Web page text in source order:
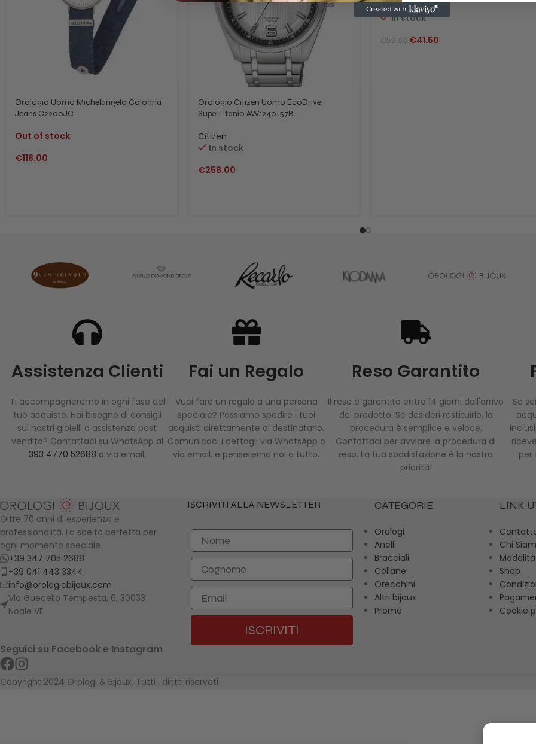
Orologio Uomo Michelangelo Colonna
Jeans C2200JC
Out of stock
€118.00
Orologio Citizen Uomo EcoDrive
SuperTitanio AW1240-57B
Citizen
In stock
€258.00
ICE WATCH
In stock
€59.00 €41.50
Assistenza Clienti
Ti accompagneremo in ogni fase del
tuo acquisto. Hai bisogno di consigli
sui nostri gioielli o assistenza post
vendita? Contattaci su WhatsApp al
393 4770 52688 o via email.
Fai un Regalo
Vuoi fare un regalo a una persona
speciale? Possiamo spedire i tuoi
acquisti direttamente al destinatario.
Comunicaci i dettagli via WhatsApp o
via email, e penseremo noi a tutto.
Reso Garantito
Il reso è garantito entro 14 giorni dall'arrivo
del prodotto. Se desideri restituirlo, la
procedura è semplice e veloce.
Contattaci per avviare la procedura di
reso. La tua soddisfazione è la nostra
priorità!
Se
per
Oltre 70 anni di esperienza e
professionalità. La scelta perfetta per
ogni momento speciale.
+39 347 705 2688
+39 041 443 3344
info@orologiebijoux.com
Via Guecello Tempesta, 6, 30033
Noale VE
Seguici su Facebook e Instagram
ISCRIVITI ALLA NEWSLETTER
Nome
Cognome
Email
ISCRIVITI
CATEGORIE
Orologi
Anelli
Bracciali
Collane
Orecchini
Altri bijoux
Promo
LINK
Chi
Shop
Cookie
Copyright 2024 Orologi & Bijoux. Tutti i diritti riservati